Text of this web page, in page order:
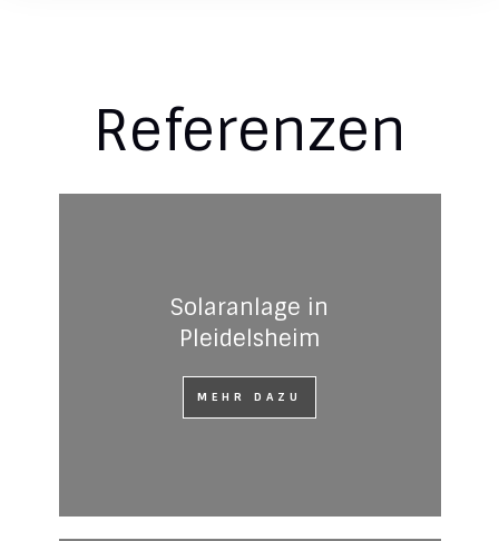
Referenzen
Solaranlage in
Pleidelsheim
MEHR DAZU